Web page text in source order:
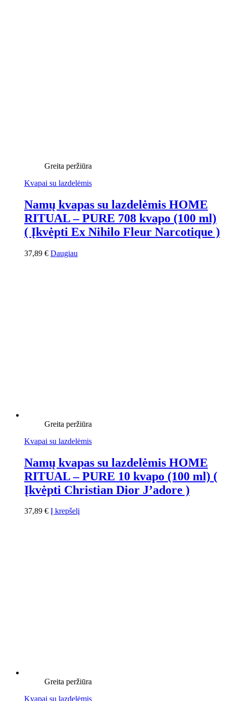
Greita peržiūra
Kvapai su lazdelėmis
Namų kvapas su lazdelėmis HOME
RITUAL – PURE 708 kvapo (100 ml)
( Įkvėpti Ex Nihilo Fleur Narcotique )
37,89 € Daugiau
Greita peržiūra
Kvapai su lazdelėmis
Namų kvapas su lazdelėmis HOME
RITUAL – PURE 10 kvapo (100 ml) (
Įkvėpti Christian Dior J’adore )
37,89 € Į krepšelį
Greita peržiūra
Kvapai su lazdelėmis